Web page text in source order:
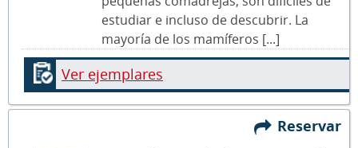
estudiar e incluso de descubrir. La
mayoría de los mamíferos [...]
Ver ejemplares
Reservar